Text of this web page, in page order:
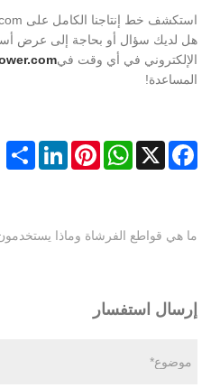
استكشف خط إنتاجنا الكامل على https://www.zjhuaaotools.com
هل لديك سؤال أو بحاجة إلى عرض
الإلكتروني في أي وقت في
المساعدة!
Facebook
X
WhatsApp
Pinterest
LinkedIn
Share
ما هي قواطع الفرشاة وماذا
إرسال استفسار